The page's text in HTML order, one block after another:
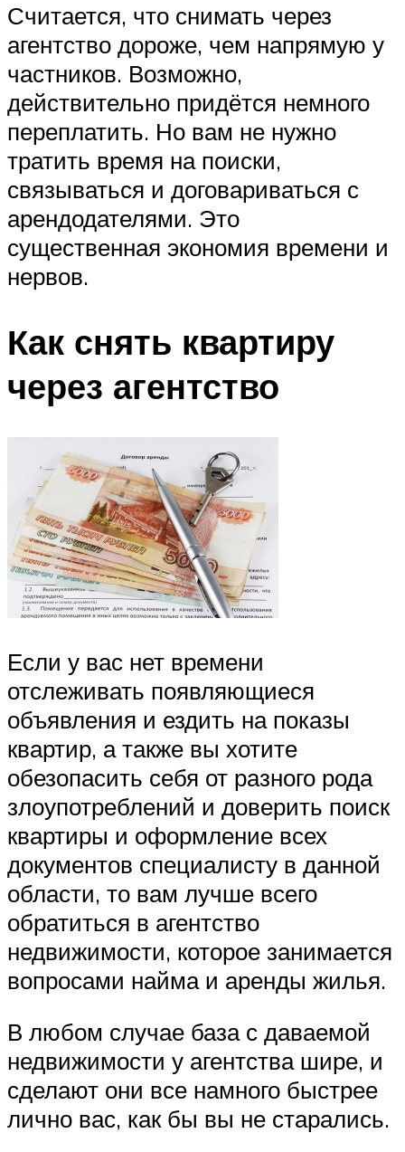
Считается, что снимать через
агентство дороже, чем напрямую у
частников. Возможно,
действительно придётся немного
переплатить. Но вам не нужно
тратить время на поиски,
связываться и договариваться с
арендодателями. Это
существенная экономия времени и
нервов.
Как снять квартиру
через агентство
Если у вас нет времени
отслеживать появляющиеся
объявления и ездить на показы
квартир, а также вы хотите
обезопасить себя от разного рода
злоупотреблений и доверить поиск
квартиры и оформление всех
документов специалисту в данной
области, то вам лучше всего
обратиться в агентство
недвижимости, которое занимается
вопросами найма и аренды жилья.
В любом случае база с даваемой
недвижимости у агентства шире, и
сделают они все намного быстрее
лично вас, как бы вы не старались.